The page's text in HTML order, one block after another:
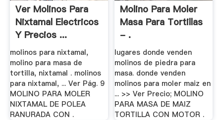
Ver Molinos Para
Nixtamal Electricos
Y Precios ...
molinos para nixtamal,
molino para masa de
tortilla, nixtamal . molinos
para nixtamal, ... Ver Pág. 9
MOLINO PARA MOLER
NIXTAMAL DE POLEA
RANURADA CON .
Molino Para Moler
Masa Para Tortillas
- .
lugares donde venden
molinos de piedra para
masa. donde venden
molinos para moler maiz en
... >> Ver Precio; MOLINO
PARA MASA DE MAIZ
TORTILLA CON MOTOR .